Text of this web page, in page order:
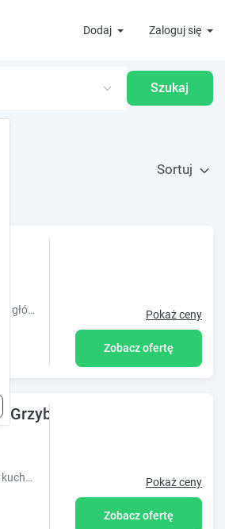
Dodaj Zaloguj się
Szukaj
Sortuj
Luksusowy Apartament w samym centrum miasta, w pobliżu jednej z głównych ulic Warszawy. Odległość spacerowa do Starego Miasta i Nowego Miasta. Pokaż ceny
Zobacz ofertę
p.IX
Mieszkanie dla 4 osób. Składa się z salonu połączonego z aneksem kuchennym oraz oddzielnej sypialni i łazienki. Pokaż ceny
Zobacz ofertę